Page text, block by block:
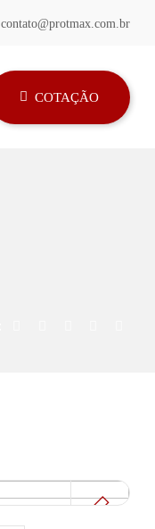
contato@protmax.com.br
COTAÇÃO